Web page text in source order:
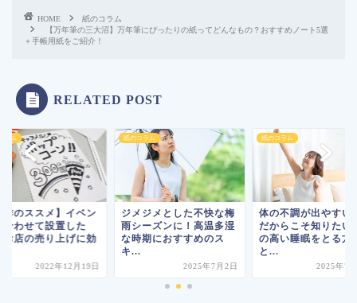
HOME
紙のコラム
【万年筆の三大沼】万年筆にぴったりの紙ってどんなもの？おすすめノート5選
＋手帳用紙をご紹介！
RELATED POST
ラム
作のススメ】イベン
合わせて設置した
お店の売り上げに効
2022年12月19日
紙のコラム
ジメジメとした不快な梅
雨シーズンに！高温多湿
な時期におすすめのス
キ...
2025年7月2日
紙のコラム
体の不調が出やすい
だからこそ知りたい
の高い睡眠をとる方
と...
2025年7